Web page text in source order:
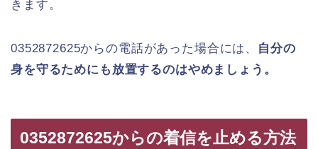
きます。
0352872625からの電話があった場合には、 自分の
身を守るためにも放置するのはやめましょう。
0352872625からの着信を止める方法